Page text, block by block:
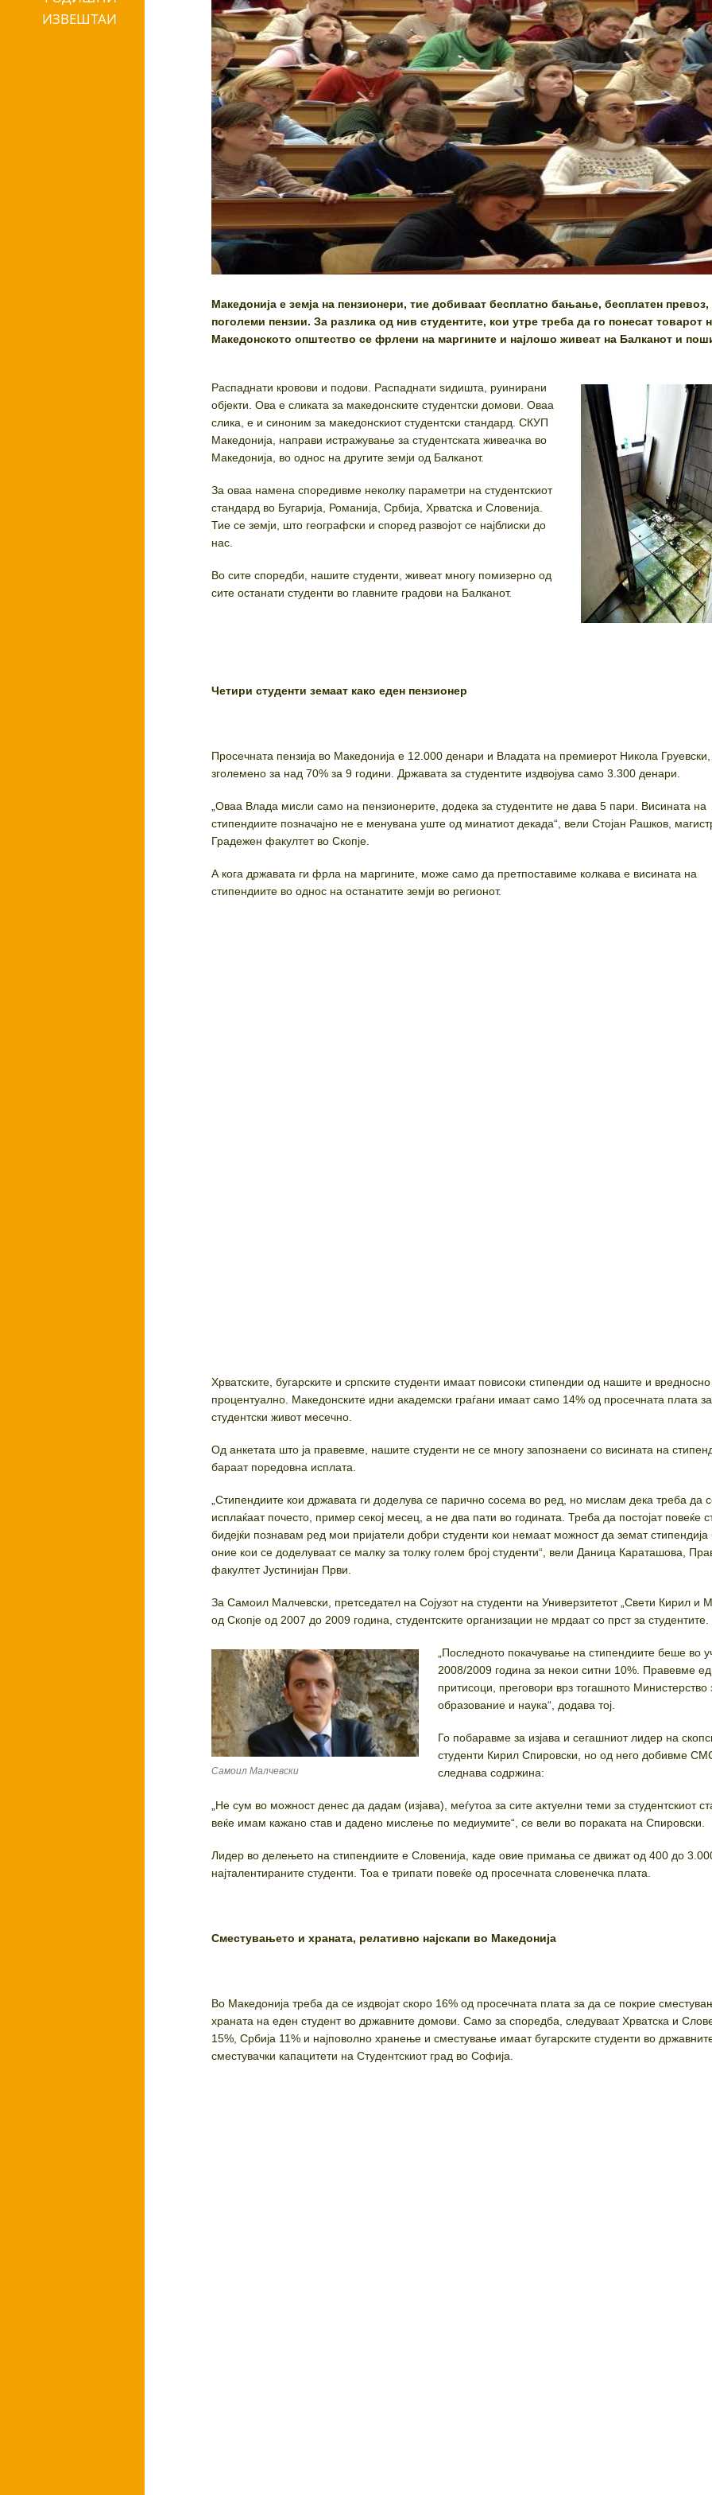
ИЗВЕШТАИ
Македонија е земја на пензионери, тие добиваат бесплатно бањање, бесплатен превоз,
поголеми пензии. За разлика од нив студентите, кои утре треба да го понесат товарот
Македонското општество се фрлени на маргините и најлошо живеат на Балканот и
Распаднати кровови и подови. Распаднати ѕидишта, руинирани
објекти. Ова е сликата за македонските студентски домови. Оваа
слика, е и синоним за македонскиот студентски стандард. СКУП
Македонија, направи истражување за студентската живеачка во
Македонија, во однос на другите земји од Балканот.
За оваа намена споредивме неколку параметри на студентскиот
стандард во Бугарија, Романија, Србија, Хрватска и Словенија.
Тие се земји, што географски и според развојот се најблиски до
нас.
Во сите споредби, нашите студенти, живеат многу помизерно од
сите останати студенти во главните градови на Балканот.
Четири студенти земаат како еден пензионер
Просечната пензија во Македонија е 12.000 денари и Владата на премиерот Никола
зголемено за над 70% за 9 години. Државата за студентите издвојува само 3.300 денари.
„Оваа Влада мисли само на пензионерите, додека за студентите не дава 5 пари. Висината на
стипендиите позначајно не е менувана уште од минатиот декада“, вели Стојан Рашков,
Градежен факултет во Скопје.
А кога државата ги фрла на маргините, може само да претпоставиме колкава е висината на
стипендиите во однос на останатите земји во регионот.
Хрватските, бугарските и српските студенти имаат повисоки стипендии од нашите и
процентуално. Македонските идни академски граѓани имаат само 14% од просечната плата за
студентски живот месечно.
Од анкетата што ја правевме, нашите студенти не се многу запознаени со висината на
бараат поредовна исплата.
„Стипендиите кои државата ги доделува се парично сосема во ред, но мислам дека треба да
исплаќаат почесто, пример секој месец, а не два пати во годината. Треба да постојат повеќе
бидејќи познавам ред мои пријатели добри студенти кои немаат можност да земат стипендија
оние кои се доделуваат се малку за толку голем број студенти“, вели Даница Караташова,
факултет Јустинијан Први.
За Самоил Малчевски, претседател на Сојузот на студенти на Универзитетот „Свети Кирил и
од Скопје од 2007 до 2009 година, студентските организации не мрдаат со прст за студентите.
Самоил Малчевски
„Последното покачување на стипендиите беше во
2008/2009 година за некои ситни 10%. Правевме
притисоци, преговори врз тогашното Министерство
образование и наука“, додава тој.
Го побаравме за изјава и сегашниот лидер на
студенти Кирил Спировски, но од него добивме
следнава содржина:
„Не сум во можност денес да дадам (изјава), меѓутоа за сите актуелни теми за студентскиот
веќе имам кажано став и дадено мислење по медиумите“, се вели во пораката на Спировски.
Лидер во делењето на стипендиите е Словенија, каде овие примања се движат од 400 до
најталентираните студенти. Тоа е трипати повеќе од просечната словенечка плата.
Сместувањето и храната, релативно најскапи во Македонија
Во Македонија треба да се издвојат скоро 16% од просечната плата за да се покрие
храната на еден студент во државните домови. Само за споредба, следуваат Хрватска и
15%, Србија 11% и најповолно хранење и сместување имаат бугарските студенти во
сместувачки капацитети на Студентскиот град во Софија.